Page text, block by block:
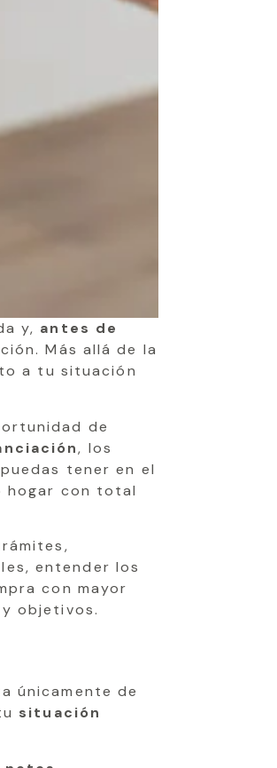
y, antes de
Más allá de la
a tu situación
de
, los
tener en el
hogar con total
entender los
con mayor
objetivos.
únicamente de
situación